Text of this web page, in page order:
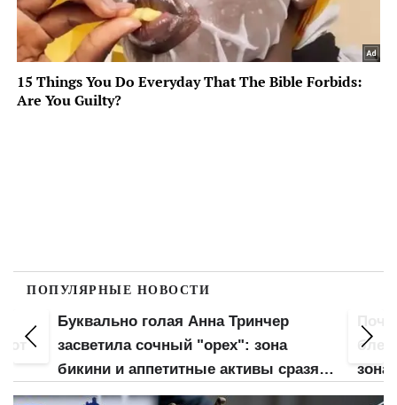
ПОПУЛЯРНЫЕ НОВОСТИ
Буквально голая Анна Тринчер
засветила сочный "орех": зона
бикини и аппетитные активы сразят
наповал
зона